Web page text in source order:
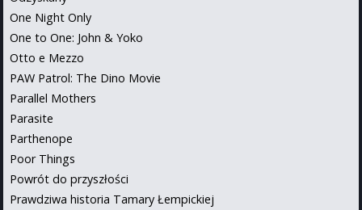
One Night Only
One to One: John & Yoko
Otto e Mezzo
PAW Patrol: The Dino Movie
Parallel Mothers
Parasite
Parthenope
Poor Things
Powrót do przyszłości
Prawdziwa historia Tamary Łempickiej